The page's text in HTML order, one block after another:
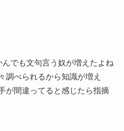
でも文句言う奴が増えたよね
調べられるから知識が増え
が間違ってると感じたら指摘